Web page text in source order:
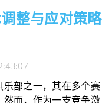
整与应对策略
部之一，其在多个赛